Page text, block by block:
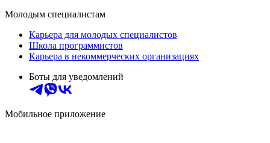
Молодым специалистам
Карьера для молодых специалистов
Школа программистов
Карьера в некоммерческих организациях
Боты для уведомлений
Мобильное приложение